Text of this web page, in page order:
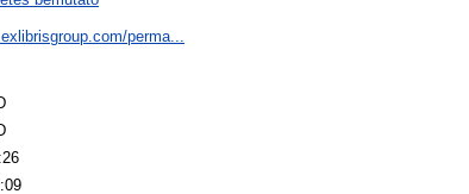
perma...